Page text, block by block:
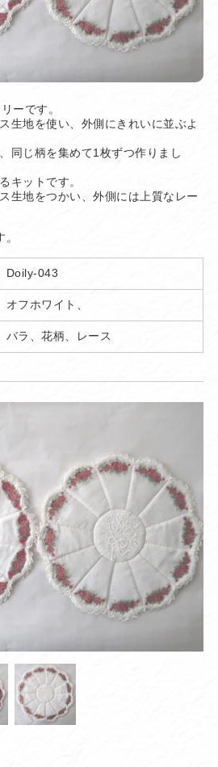
ーです。
生地を使い、外側にきれいに並ぶよ
同じ柄を集めて1枚ずつ作りまし
キットです。
生地をつかい、外側には上質なレー
Doily-043
オフホワイト、
バラ、花柄、レース